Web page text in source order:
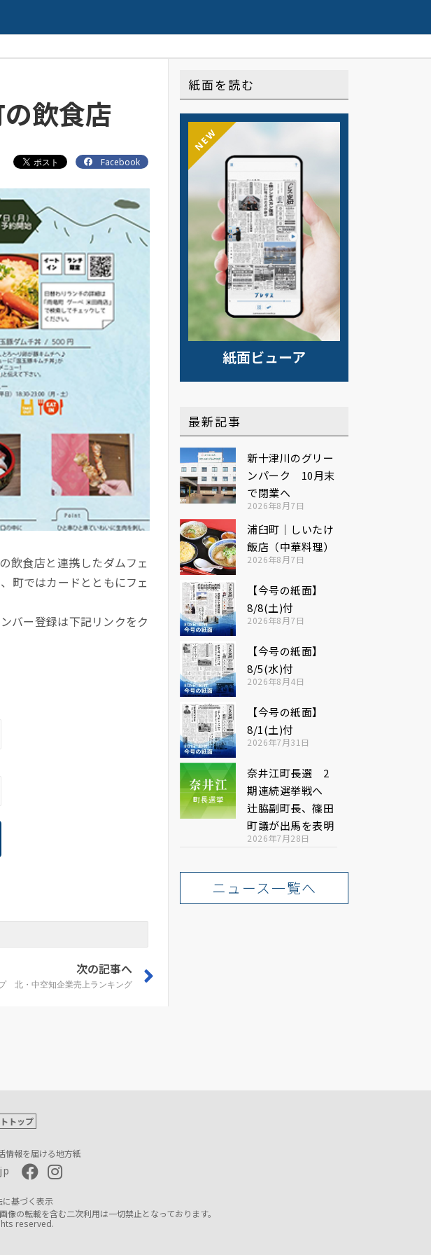
飲食店
Facebook
食店と連携したダムフェ
町ではカードとともにフェ
バー登録は下記リンクをク
次の記事へ
北・中空知企業売上ランキング
紙面を読む
紙面ビューア
NEW
最新記事
新十津川のグリー
ンパーク 10月末
で閉業へ
2026年8月7日
浦臼町｜しいたけ
飯店（中華料理）
2026年8月7日
【今号の紙面】
8/8(土)付
2026年8月7日
【今号の紙面】
8/5(水)付
2026年8月4日
【今号の紙面】
8/1(土)付
2026年7月31日
奈井江町長選 2
期連続選挙戦へ
辻脇副町長、篠田
町議が出馬を表明
2026年7月28日
ニュース一覧へ
トップ
情報を届ける地方紙
に基づく表示
の転載を含む二次利用は一切禁止となっております。
reserved.